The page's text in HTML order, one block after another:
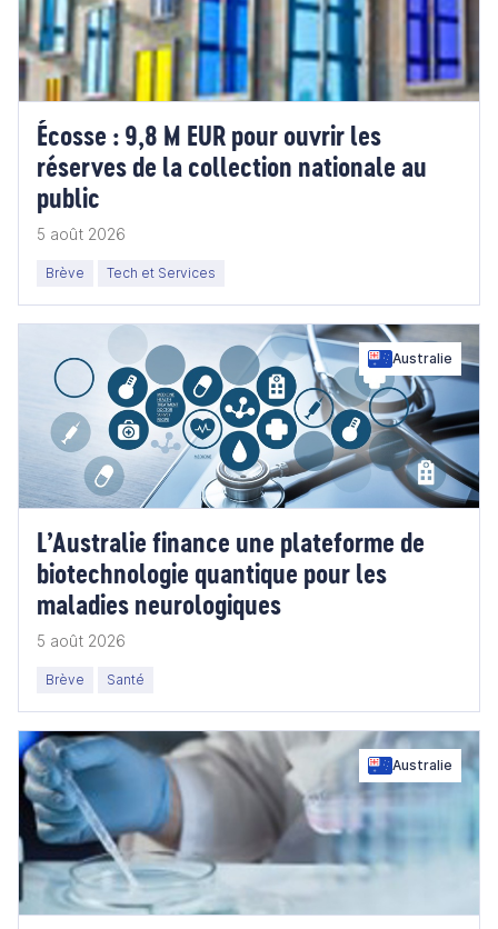
Écosse : 9,8 M EUR pour ouvrir les
réserves de la collection nationale au
public
5 août 2026
Brève Tech et Services
Australie
L’Australie finance une plateforme de
biotechnologie quantique pour les
maladies neurologiques
5 août 2026
Brève Santé
Australie